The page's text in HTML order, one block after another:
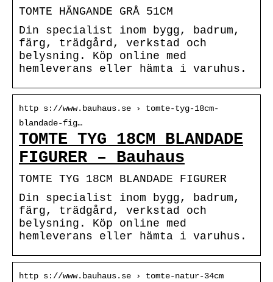
TOMTE HÄNGANDE GRÅ 51CM
Din specialist inom bygg, badrum,
färg, trädgård, verkstad och
belysning. Köp online med
hemleverans eller hämta i varuhus.
http s://www.bauhaus.se › tomte-tyg-18cm-
blandade-fig…
TOMTE TYG 18CM BLANDADE
FIGURER – Bauhaus
TOMTE TYG 18CM BLANDADE FIGURER
Din specialist inom bygg, badrum,
färg, trädgård, verkstad och
belysning. Köp online med
hemleverans eller hämta i varuhus.
http s://www.bauhaus.se › tomte-natur-34cm